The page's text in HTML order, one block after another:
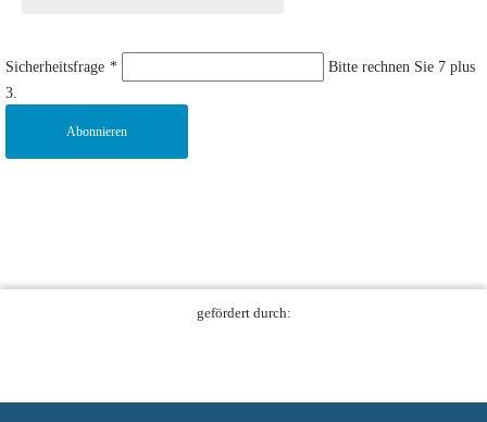
Sicherheitsfrage *
Bitte rechnen Sie 7 plus
3.
Abonnieren
gefördert durch: